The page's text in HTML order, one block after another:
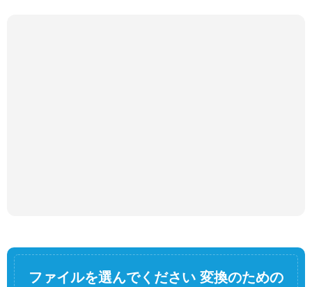
ファイルを選んでください 変換のための